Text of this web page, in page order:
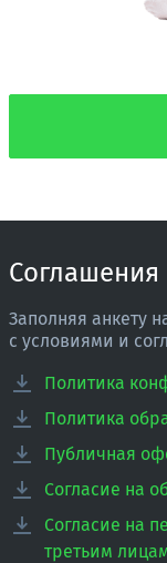
Соглашения
Заполняя анкету
с условиями и
Политика
Политика
Публичная
Согласие на
Согласие на
третьим